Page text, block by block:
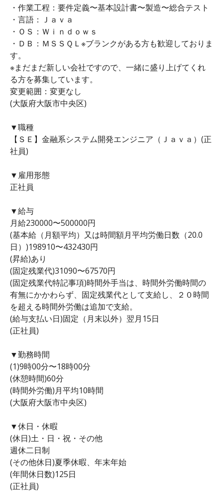
・作業工程：要件定義〜基本設計書〜製造〜総合テスト
・言語：Ｊａｖａ
・ＯＳ：Ｗｉｎｄｏｗｓ
・ＤＢ：ＭＳＳＱＬ※ブランクがある方も歓迎しておりま
す。
※まだまだ新しい会社ですので、一緒に盛り上げてくれ
る方を募集しています。
変更範囲：変更なし
(大阪府大阪市中央区)
▼職種
【ＳＥ】金融系システム開発エンジニア（Ｊａｖａ）(正
社員)
▼雇用形態
正社員
▼給与
月給230000〜500000円
(基本給（月額平均）又は時間額月平均労働日数（20.0
日）)198910〜432430円
(昇給)あり
(固定残業代)31090〜67570円
(固定残業代特記事項)時間外手当は、時間外労働時間の
有無にかかわらず、固定残業代として支給し、２０時間
を超える時間外労働は追加で支給。
(給与支払い日)固定（月末以外）翌月15日
(正社員)
▼勤務時間
(1)9時00分〜18時00分
(休憩時間)60分
(時間外労働)月平均10時間
(大阪府大阪市中央区)
▼休日・休暇
(休日)土・日・祝・その他
週休二日制
(その他休日)夏季休暇、年末年始
(年間休日数)125日
(正社員)